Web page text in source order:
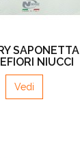
NIUCCI
Vedi